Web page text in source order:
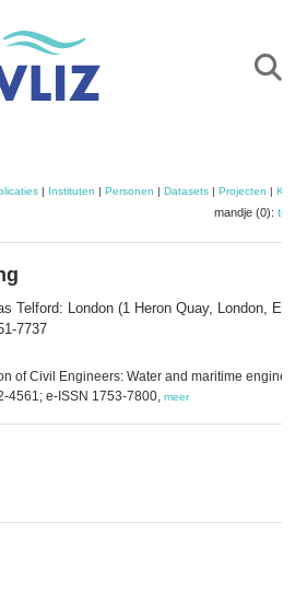
| Instituten | Personen | Datasets | Projecten |
mandje (0):
Telford: London (1 Heron Quay, London,
7737
of Civil Engineers: Water and maritime
4561; e-ISSN 1753-7800, meer